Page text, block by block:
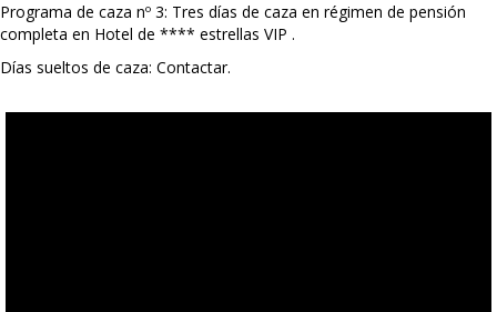
Programa de caza nº 3: Tres días de caza en régimen de pensión
completa en Hotel de **** estrellas VIP .
Días sueltos de caza: Contactar.